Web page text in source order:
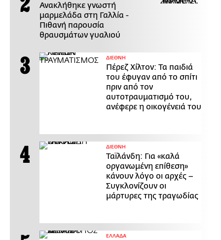
Ανακλήθηκε γνωστή
μαρμελάδα στη Γαλλία -
Πιθανή παρουσία
θραυσμάτων γυαλιού
ΔΙΕΘΝΗ
Πέρεζ Χίλτον: Τα παιδιά
του έφυγαν από το σπίτι
πριν από τον
αυτοτραυματισμό του,
ανέφερε η οικογένειά του
ΔΙΕΘΝΗ
Ταϊλάνδη: Για «καλά
οργανωμένη επίθεση»
κάνουν λόγο οι αρχές –
Συγκλονίζουν οι
μάρτυρες της τραγωδίας
ΕΛΛΑΔΑ